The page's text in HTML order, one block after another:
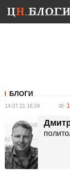
БЛОГИ
14.07.21 16:24